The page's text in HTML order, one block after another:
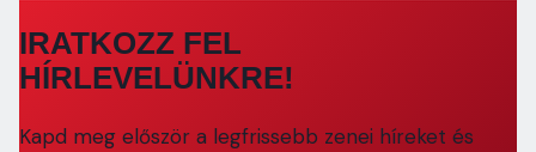
IRATKOZZ FEL
HÍRLEVELÜNKRE!
Kapd meg először a legfrissebb zenei híreket és